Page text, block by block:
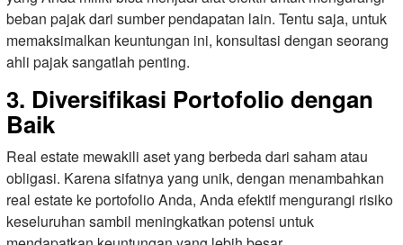
beban pajak dari sumber pendapatan lain. Tentu saja, untuk
memaksimalkan keuntungan ini, konsultasi dengan seorang
ahli pajak sangatlah penting.
3. Diversifikasi Portofolio dengan
Baik
Real estate mewakili aset yang berbeda dari saham atau
obligasi. Karena sifatnya yang unik, dengan menambahkan
real estate ke portofolio Anda, Anda efektif mengurangi risiko
keseluruhan sambil meningkatkan potensi untuk